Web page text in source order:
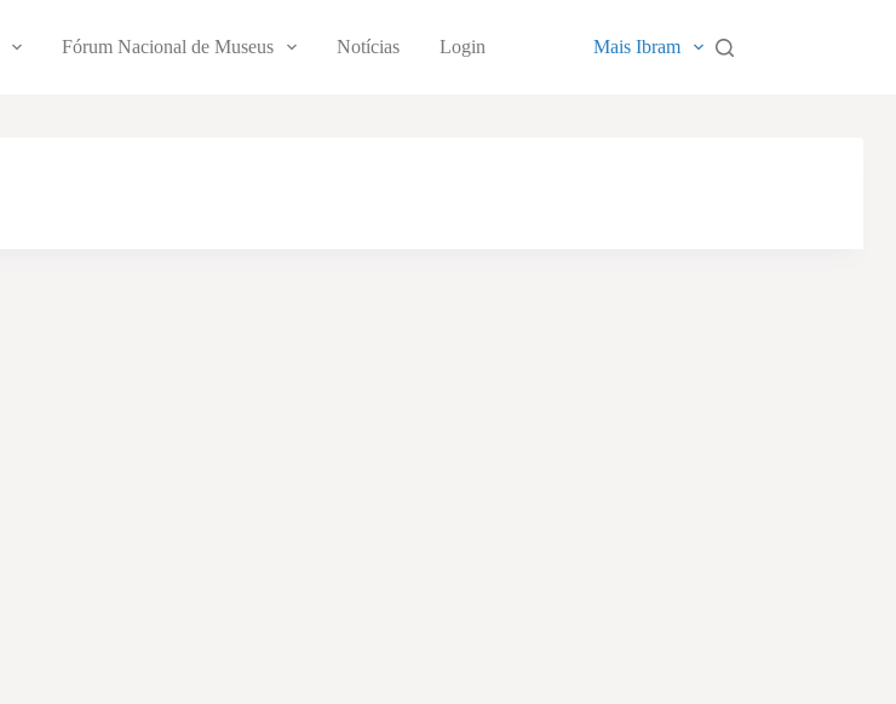
Fórum Nacional de Museus Notícias Login Mais Ibram